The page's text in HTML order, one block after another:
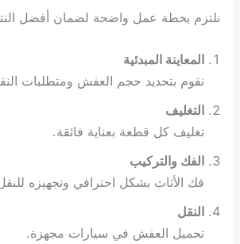
نلتزم بخطة عمل واضحة لضمان أفضل
المعاينة المبدئية
نقوم بتحديد حجم العفش ومتطلبات
التغليف
تغليف كل قطعة بعناية فائقة.
الفك والتركيب
فك الأثاث بشكل احترافي وتجهيزه
النقل
تحميل العفش في سيارات مجهزة.